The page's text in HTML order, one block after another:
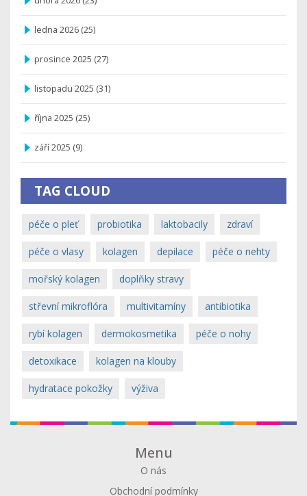
ledna 2026 (25)
prosince 2025 (27)
listopadu 2025 (31)
října 2025 (25)
září 2025 (9)
TAG CLOUD
péče o pleť probiotika laktobacily zdraví
péče o vlasy kolagen depilace péče o nehty
mořský kolagen doplňky stravy
střevní mikroflóra multivitamíny antibiotika
rybí kolagen dermokosmetika péče o nohy
detoxikace kolagen na klouby
hydratace pokožky výživa
Menu
O nás
Obchodní podmínky